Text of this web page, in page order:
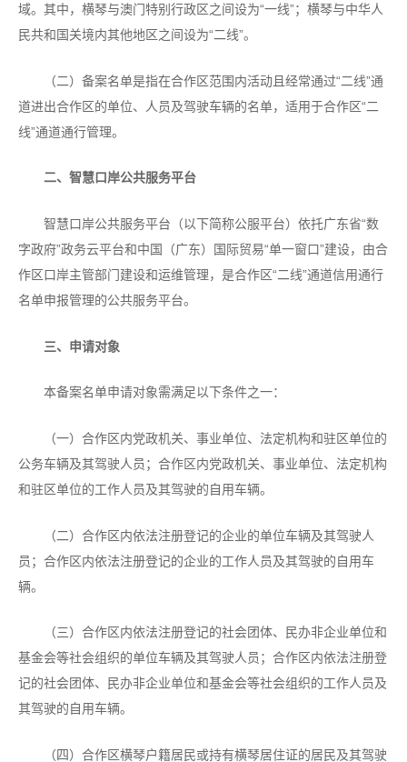
域。其中，横琴与澳门特别行政区之间设为“一线”；横琴与中华人
民共和国关境内其他地区之间设为“二线”。
（二）备案名单是指在合作区范围内活动且经常通过“二线”通
道进出合作区的单位、人员及驾驶车辆的名单，适用于合作区“二
线”通道通行管理。
二、智慧口岸公共服务平台
智慧口岸公共服务平台（以下简称公服平台）依托广东省“数
字政府”政务云平台和中国（广东）国际贸易“单一窗口”建设，由合
作区口岸主管部门建设和运维管理，是合作区“二线”通道信用通行
名单申报管理的公共服务平台。
三、申请对象
本备案名单申请对象需满足以下条件之一：
（一）合作区内党政机关、事业单位、法定机构和驻区单位的
公务车辆及其驾驶人员；合作区内党政机关、事业单位、法定机构
和驻区单位的工作人员及其驾驶的自用车辆。
（二）合作区内依法注册登记的企业的单位车辆及其驾驶人
员；合作区内依法注册登记的企业的工作人员及其驾驶的自用车
辆。
（三）合作区内依法注册登记的社会团体、民办非企业单位和
基金会等社会组织的单位车辆及其驾驶人员；合作区内依法注册登
记的社会团体、民办非企业单位和基金会等社会组织的工作人员及
其驾驶的自用车辆。
（四）合作区横琴户籍居民或持有横琴居住证的居民及其驾驶